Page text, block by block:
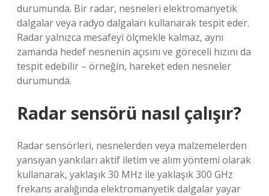
durumunda. Bir radar, nesneleri elektromanyetik
dalgalar veya radyo dalgaları kullanarak tespit eder.
Radar yalnızca mesafeyi ölçmekle kalmaz, aynı
zamanda hedef nesnenin açısını ve göreceli hızını da
tespit edebilir – örneğin, hareket eden nesneler
durumunda.
Radar sensörü nasıl çalışır?
Radar sensörleri, nesnelerden veya malzemelerden
yansıyan yankıları aktif iletim ve alım yöntemi olarak
kullanarak, yaklaşık 30 MHz ile yaklaşık 300 GHz
frekans aralığında elektromanyetik dalgalar yayar